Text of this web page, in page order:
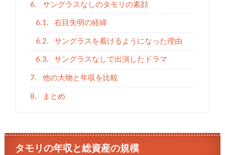
6. サングラスなしのタモリの素顔
6.1. 右目失明の経緯
6.2. サングラスを着けるようになった理由
6.3. サングラスなしで出演したドラマ
7. 他の大物と年収を比較
8. まとめ
タモリの年収と総資産の規模